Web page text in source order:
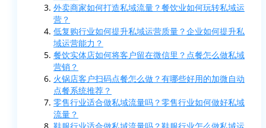
外卖商家如何打造私域流量？餐饮业如何玩转私域运
营？
低复购行业如何提升私域运营质量？企业如何提升私
域运营能力？
餐饮实体店如何将客户留在微信里？点餐怎么做私域
营销？
火锅店客户扫码点餐怎么做？有哪些好用的加微自动
点餐系统推荐？
零售行业适合做私域流量吗？零售行业如何做好私域
流量？